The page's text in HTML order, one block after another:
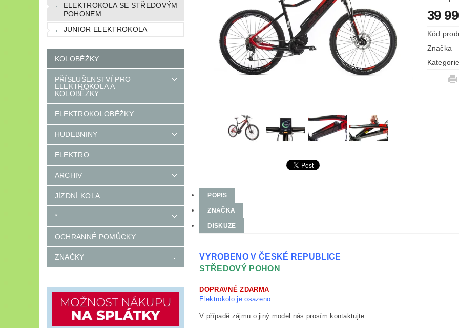
ELEKTROKOLA SE STŘEDOVÝM
POHONEM
JUNIOR ELEKTROKOLA
KOLOBĚŽKY
PŘÍSLUŠENSTVÍ PRO
ELEKTROKOLA A
KOLOBĚŽKY
ELEKTROKOLOBĚŽKY
HUDEBNINY
ELEKTRO
ARCHIV
JÍZDNÍ KOLA
*
OCHRANNÉ POMŮCKY
ZNAČKY
39
Kód
Značka
Kategorie
POPIS
ZNAČKA
DISKUZE
VYROBENO V ČESKÉ REPUBLICE
STŘEDOVÝ POHON
DOPRAVNÉ ZDARMA
Elektrokolo je osazeno
V případě zájmu o jiný model nás prosím kontaktujte